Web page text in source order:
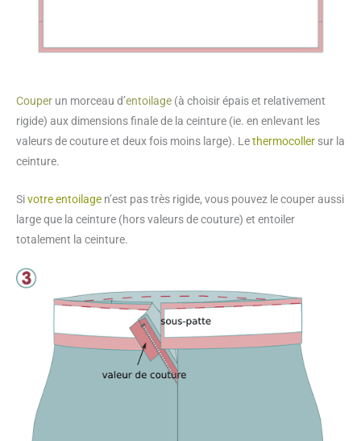
Couper un morceau d’entoilage (à choisir épais et relativement
rigide) aux dimensions finale de la ceinture (ie. en enlevant les
valeurs de couture et deux fois moins large). Lethermocoller sur la
ceinture.
Sivotre entoilage n’est pas très rigide, vous pouvez le couper aussi
large que la ceinture (hors valeurs de couture) et entoiler
totalement la ceinture.